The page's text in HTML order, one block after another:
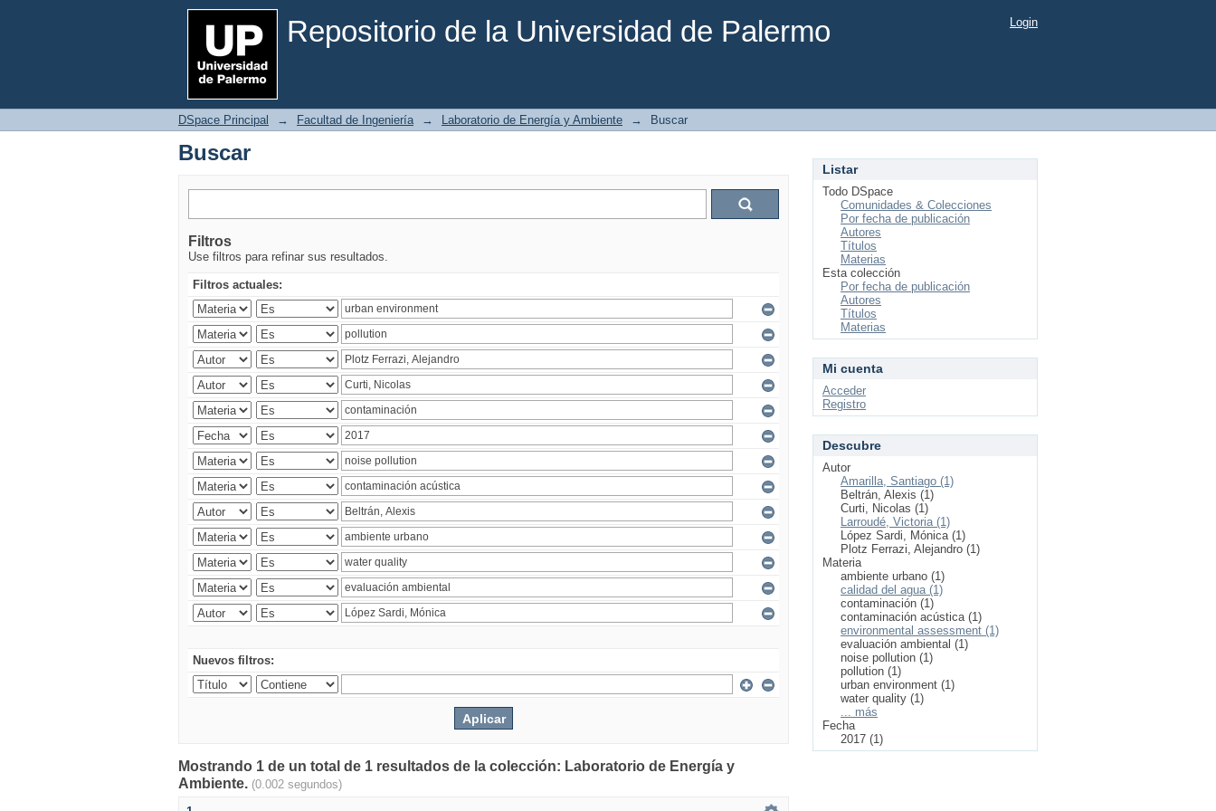
Repositorio de la Universidad de Palermo
Buscar Login
DSpace Principal → Facultad de Ingeniería → Laboratorio de Energía y Ambiente → Buscar
Buscar
Filtros
Use filtros para refinar sus resultados.
Filtros actuales:
Nuevos filtros:
Mostrando 1 de un total de 1 resultados de la colección: Laboratorio de Energía y
Ambiente. (0.002 segundos)
Listar
Todo DSpace
Comunidades & Colecciones
Por fecha de publicación
Autores
Títulos
Materias
Esta colección
Por fecha de publicación
Autores
Títulos
Materias
Mi cuenta
Acceder
Registro
Descubre
Autor
Amarilla, Santiago (1)
Beltrán, Alexis (1)
Curti, Nicolas (1)
Larroudé, Victoria (1)
López Sardi, Mónica (1)
Plotz Ferrazi, Alejandro (1)
Materia
ambiente urbano (1)
calidad del agua (1)
contaminación (1)
contaminación acústica (1)
environmental assessment (1)
evaluación ambiental (1)
noise pollution (1)
pollution (1)
urban environment (1)
water quality (1)
... más
Fecha
2017 (1)